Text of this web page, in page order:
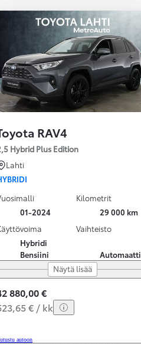
hybridissä
Saatavilla Easy Osamaksu -
rahoitus ja Toyota Vakuutus
RAV4
Hybrid Plus Edition
Lahti
01-2024
Kilometrit
29 000 km
Hybridi
Bensiini
Vaihteisto
Automaatti
Näytä lisää
880,00 €
€ / kk
autoon